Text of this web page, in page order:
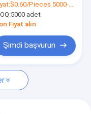
Kozmetik
$0.60/Pieces 5000-49999 Pieces
5000 adet
Fiyat alın
Şimdi başvurun